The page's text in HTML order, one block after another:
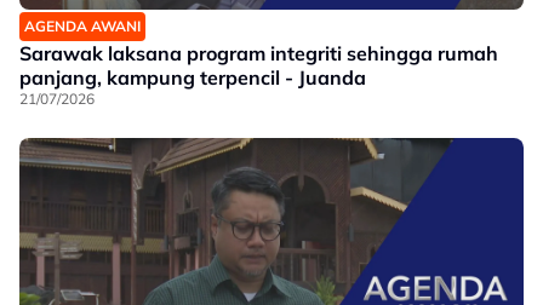
AGENDA AWANI
Sarawak laksana program integriti sehingga rumah
panjang, kampung terpencil - Juanda
21/07/2026